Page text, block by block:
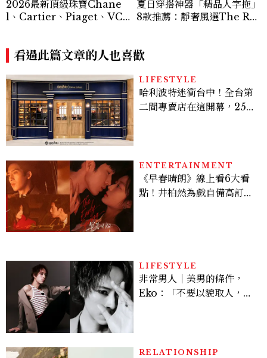
2026最新頂級珠寶Chane
l、Cartier、Piaget、VC
夏日穿搭神器「精品人字拖」
8款推薦：靜奢風選The Ro
看過此篇文章的人也喜歡
LIFESTYLE
哈利波特迷衝台中！全台第
二間專賣店在這開幕，25週
ENTERTAINMENT
《早春晴朗》線上看6大看
點！井柏然為戲自備高訂，
LIFESTYLE
非常男人｜美男的條件，
Eko：「不要以貌取人，內
RELATIONSHIP